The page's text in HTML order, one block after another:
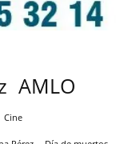
AMLO
Cine